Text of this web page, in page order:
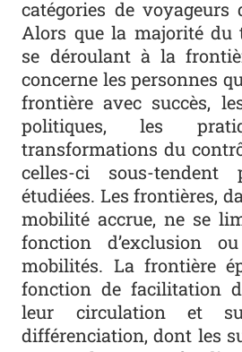
catégories de voyageurs
Alors que la majorité
se déroulant à la
concerne les personnes
frontière avec succès,
politiques, les
transformations du
celles-ci sous-
étudiées. Les frontières,
mobilité accrue, ne se
fonction d’exclusion
mobilités. La frontière
fonction de facilitation
leur circulation et
différenciation, dont les